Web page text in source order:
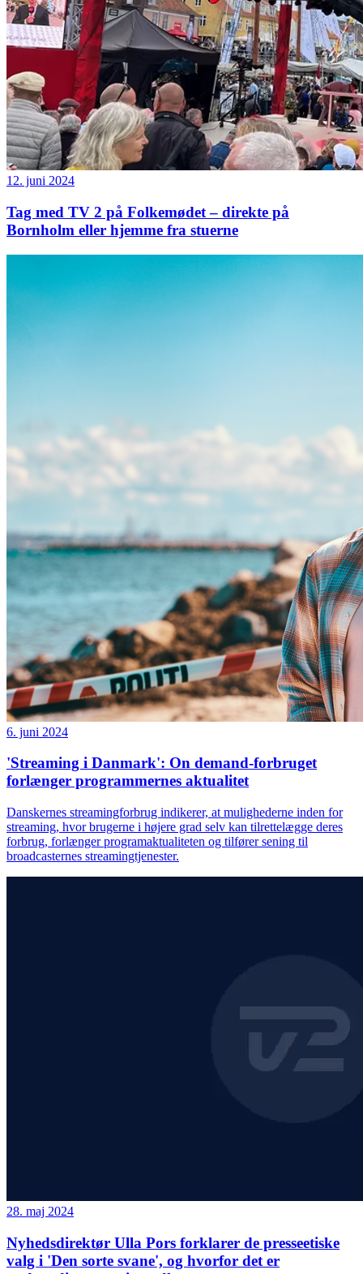
12. juni 2024
Tag med TV 2 på Folkemødet – direkte på
Bornholm eller hjemme fra stuerne
6. juni 2024
'Streaming i Danmark': On demand-forbruget
forlænger programmernes aktualitet
Danskernes streamingforbrug indikerer, at mulighederne inden for
streaming, hvor brugerne i højere grad selv kan tilrettelægge deres
forbrug, forlænger programaktualiteten og tilfører sening til
broadcasternes streamingtjenester.
28. maj 2024
Nyhedsdirektør Ulla Pors forklarer de presseetiske
valg i 'Den sorte svane', og hvorfor det er